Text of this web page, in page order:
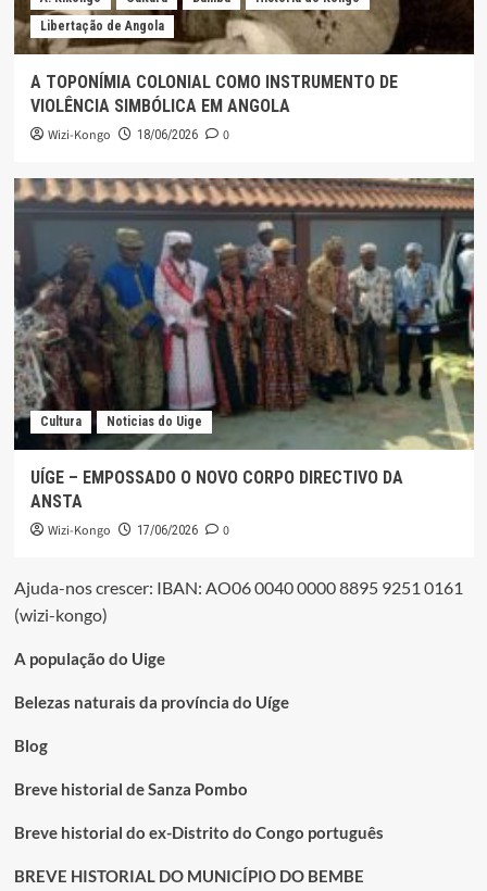
Libertação de Angola
A TOPONÍMIA COLONIAL COMO INSTRUMENTO DE
VIOLÊNCIA SIMBÓLICA EM ANGOLA
Wizi-Kongo 18/06/2026 0
Cultura Noticias do Uige
UÍGE – EMPOSSADO O NOVO CORPO DIRECTIVO DA
ANSTA
Wizi-Kongo 17/06/2026 0
Ajuda-nos crescer: IBAN: AO06 0040 0000 8895 9251 0161
(wizi-kongo)
A população do Uige
Belezas naturais da província do Uíge
Blog
Breve historial de Sanza Pombo
Breve historial do ex-Distrito do Congo português
BREVE HISTORIAL DO MUNICÍPIO DO BEMBE